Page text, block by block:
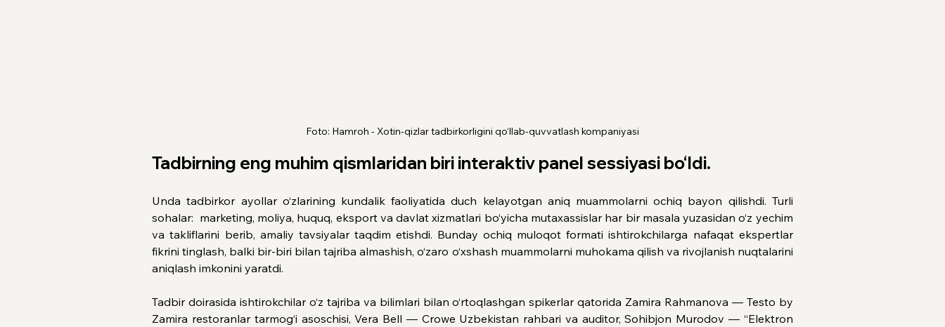
Foto: Hamroh - Xotin-qizlar tadbirkorligini qo‘llab-quvvatlash kompaniyasi
Tadbirning eng muhim qismlaridan biri interaktiv panel sessiyasi bo‘ldi.
Unda tadbirkor ayollar o‘zlarining kundalik faoliyatida duch kelayotgan aniq muammolarni ochiq bayon qilishdi. Turli
sohalar:  marketing, moliya, huquq, eksport va davlat xizmatlari bo‘yicha mutaxassislar har bir masala yuzasidan o‘z yechim
va takliflarini berib, amaliy tavsiyalar taqdim etishdi. Bunday ochiq muloqot formati ishtirokchilarga nafaqat ekspertlar
fikrini tinglash, balki bir-biri bilan tajriba almashish, o‘zaro o‘xshash muammolarni muhokama qilish va rivojlanish nuqtalarini
aniqlash imkonini yaratdi.
Tadbir doirasida ishtirokchilar o‘z tajriba va bilimlari bilan o‘rtoqlashgan spikerlar qatorida Zamira Rahmanova — Testo by
Zamira restoranlar tarmog‘i asoschisi, Vera Bell — Crowe Uzbekistan rahbari va auditor, Sohibjon Murodov — “Elektron